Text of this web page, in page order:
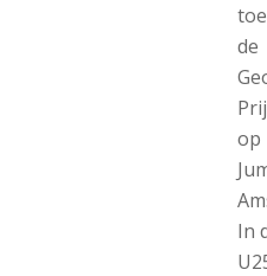
de
op
In